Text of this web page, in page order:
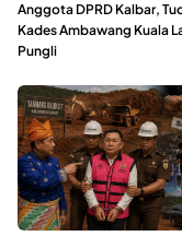
Anggota DPRD Kalbar,
Kades Ambawang Kuala
Pungli